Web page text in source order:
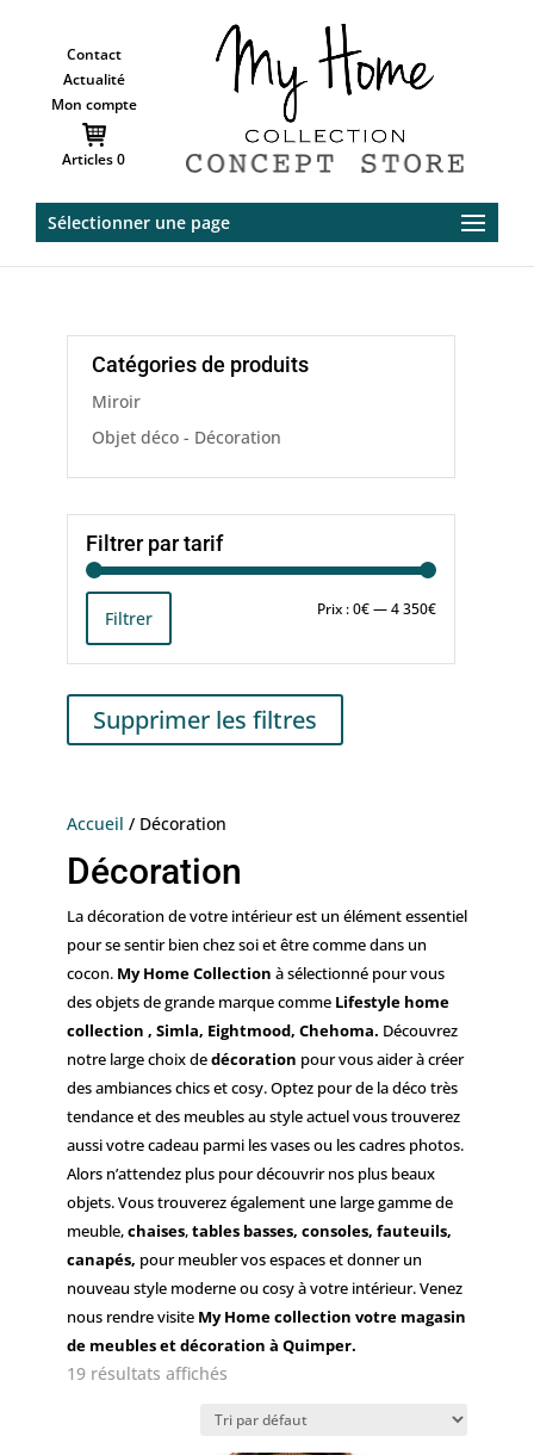
Contact
Actualité
Mon compte
Articles 0
Sélectionner une page
Catégories de produits
Miroir
Objet déco - Décoration
Filtrer par tarif
Prix
Prix
Filtrer Prix :0€—4 350€
Supprimer les filtres
Accueil / Décoration
Décoration
La décoration de votre intérieur est un élément essentiel
pour se sentir bien chez soi et être comme dans un
cocon. My Home Collection à sélectionné pour vous
des objets de grande marque comme Lifestyle home
collection , Simla, Eightmood, Chehoma. Découvrez
notre large choix dedécoration pour vous aider à créer
des ambiances chics et cosy. Optez pour de la déco très
tendance et des meubles au style actuel vous trouverez
aussi votre cadeau parmi les vases ou les cadres photos.
Alors n’attendez plus pour découvrir nos plus beaux
objets. Vous trouverez également une large gamme de
meuble,chaises,tables basses, consoles, fauteuils,
canapés, pour meubler vos espaces et donner un
nouveau style moderne ou cosy à votre intérieur. Venez
nous rendre visite My Home collection votre magasin
de meubles et décoration à Quimper.
19 résultats affichés